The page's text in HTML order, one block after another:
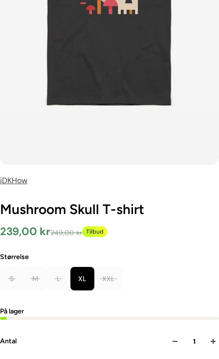
iDKHow
Mushroom Skull T-shirt
239,00 kr249,00 kr Tilbud
Farve Sort
Størrelse
S M L XL XXL
På lager
Antal